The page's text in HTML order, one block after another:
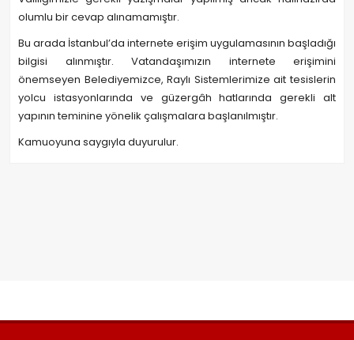
olumlu bir cevap alınamamıştır.
Bu arada İstanbul’da internete erişim uygulamasının başladığı
bilgisi alınmıştır. Vatandaşımızın internete erişimini
önemseyen Belediyemizce, Raylı Sistemlerimize ait tesislerin
yolcu istasyonlarında ve güzergâh hatlarında gerekli alt
yapının teminine yönelik çalışmalara başlanılmıştır.
Kamuoyuna saygıyla duyurulur.